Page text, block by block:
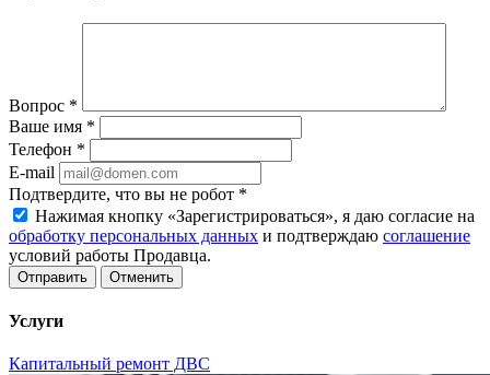
Вопрос *
Ваше имя *
Телефон *
E-mail
Подтвердите, что вы не робот *
Нажимая кнопку «Зарегистрироваться», я даю согласие на
обработку персональных данных и подтверждаю соглашение
условий работы Продавца.
Отменить
Услуги
Капитальный ремонт ДВС